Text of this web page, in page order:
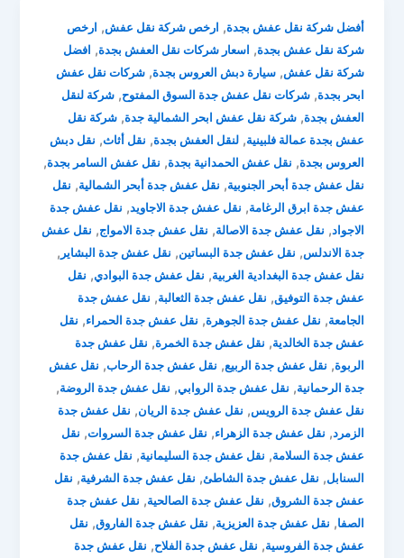
أفضل شركة نقل عفش بجدة, ارخص شركة نقل عفش, ارخص
شركة نقل عفش بجدة, اسعار شركات نقل العفش بجدة, افضل
شركة نقل عفش,سيارة دبش العروس بجدة,شركات نقل عفش
ابحر بجدة,شركات نقل عفش جدة السوق المفتوح,شركة لنقل
العفش بجدة,شركة نقل عفش ابحر الشمالية جدة,شركة نقل
عفش بجدة عمالة فلبينية,لنقل العفش بجدة, نقل أثاث, نقل دبش
العروس بجدة, نقل عفش الحمدانية بجدة, نقل عفش السامر بجدة,
نقل عفش جدة أبحر الجنوبية, نقل عفش جدة أبحر الشمالية, نقل
عفش جدة ابرق الرغامة, نقل عفش جدة الاجاويد, نقل عفش جدة
الاجواد, نقل عفش جدة الاصالة, نقل عفش جدة الامواج, نقل عفش
جدة الاندلس, نقل عفش جدة البساتين, نقل عفش جدة البشاير ,
نقل عفش جدة البغدادية الغربية, نقل عفش جدة البوادي, نقل
عفش جدة التوفيق, نقل عفش جدة الثعالبة, نقل عفش جدة
الجامعة, نقل عفش جدة الجوهرة, نقل عفش جدة الحمراء, نقل
عفش جدة الخالدية, نقل عفش جدة الخمرة, نقل عفش جدة
الربوة, نقل عفش جدة الربيع, نقل عفش جدة الرحاب, نقل عفش
جدة الرحمانية, نقل عفش جدة الروابي, نقل عفش جدة الروضة,
نقل عفش جدة الرويس, نقل عفش جدة الريان, نقل عفش جدة
الزمرد, نقل عفش جدة الزهراء, نقل عفش جدة السروات, نقل
عفش جدة السلامة, نقل عفش جدة السليمانية, نقل عفش جدة
السنابل, نقل عفش جدة الشاطئ, نقل عفش جدة الشرفية, نقل
عفش جدة الشروق, نقل عفش جدة الصالحية, نقل عفش جدة
الصفا, نقل عفش جدة العزيزية, نقل عفش جدة الفاروق, نقل
عفش جدة الفروسية, نقل عفش جدة الفلاح, نقل عفش جدة